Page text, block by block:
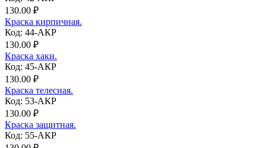
130.00 ₽
Краска кирпичная.
Код: 44-АКР
130.00 ₽
Краска хаки.
Код: 45-АКР
130.00 ₽
Краска телесная.
Код: 53-АКР
130.00 ₽
Краска защитная.
Код: 55-АКР